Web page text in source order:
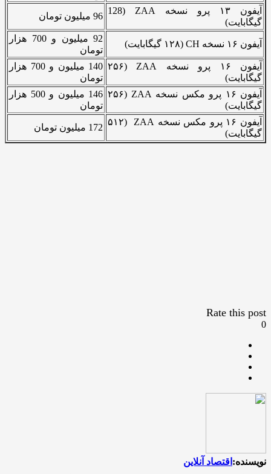
آیفون ۱۳ پرو نسخه ZAA (128
گیگابایت)
96 میلیون تومان
آیفون ۱۶ نسخه CH (۱۲۸ گیگابایت)
92 میلیون و 700 هزار
تومان
آیفون ۱۶ پرو نسخه ZAA (۲۵۶
گیگابایت)
140 میلیون و 700 هزار
تومان
آیفون ۱۶ پرو مکس نسخه ZAA (۲۵۶
گیگابایت)
146 میلیون و 500 هزار
تومان
آیفون ۱۶ پرو مکس نسخه ZAA (۵۱۲
گیگابایت)
172 میلیون تومان
Rate this post
0
نویسنده: اقتصاد آنلاین